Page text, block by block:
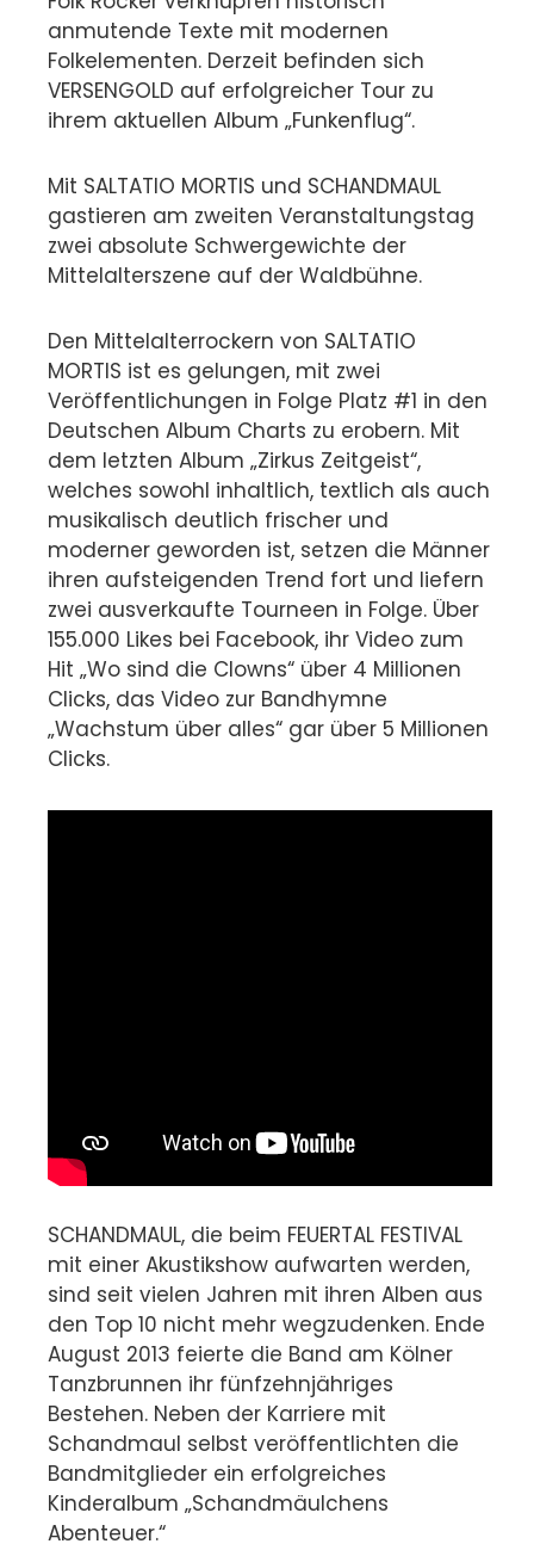
anmutende Texte mit modernen
Folkelementen. Derzeit befinden sich
VERSENGOLD auf erfolgreicher Tour zu
ihrem aktuellen Album „Funkenflug“.
Mit SALTATIO MORTIS und SCHANDMAUL
gastieren am zweiten Veranstaltungstag
zwei absolute Schwergewichte der
Mittelalterszene auf der Waldbühne.
Den Mittelalterrockern von SALTATIO
MORTIS ist es gelungen, mit zwei
Veröffentlichungen in Folge Platz #1 in den
Deutschen Album Charts zu erobern. Mit
dem letzten Album „Zirkus Zeitgeist“,
welches sowohl inhaltlich, textlich als auch
musikalisch deutlich frischer und
moderner geworden ist, setzen die Männer
ihren aufsteigenden Trend fort und liefern
zwei ausverkaufte Tourneen in Folge. Über
155.000 Likes bei Facebook, ihr Video zum
Hit „Wo sind die Clowns“ über 4 Millionen
Clicks, das Video zur Bandhymne
„Wachstum über alles“ gar über 5 Millionen
Clicks.
SCHANDMAUL, die beim FEUERTAL FESTIVAL
mit einer Akustikshow aufwarten werden,
sind seit vielen Jahren mit ihren Alben aus
den Top 10 nicht mehr wegzudenken. Ende
August 2013 feierte die Band am Kölner
Tanzbrunnen ihr fünfzehnjähriges
Bestehen. Neben der Karriere mit
Schandmaul selbst veröffentlichten die
Bandmitglieder ein erfolgreiches
Kinderalbum „Schandmäulchens
Abenteuer.“